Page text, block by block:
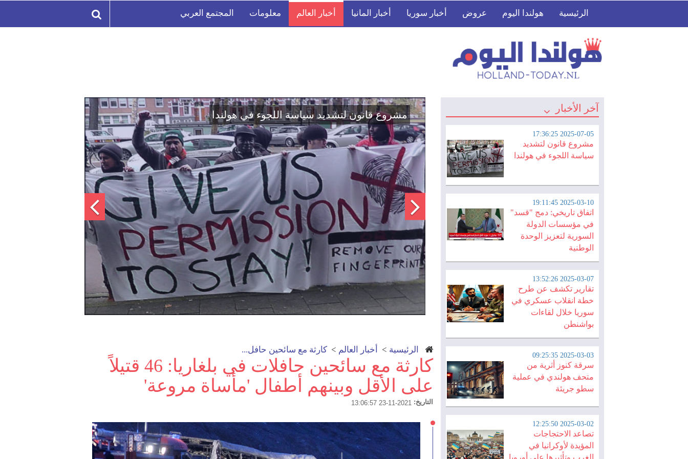
الرئيسية هولندا اليوم عروض أخبار سوريا أخبار المانيا أخبار العالم معلومات المجتمع العربي
آخر الأخبار
2025-07-05 17:36:25
مشروع قانون لتشديد
سياسة اللجوء في هولندا
2025-03-10 19:11:45
اتفاق تاريخي: دمج "قسد"
في مؤسسات الدولة
السورية لتعزيز الوحدة
الوطنية
2025-03-07 13:52:26
تقارير تكشف عن طرح
خطة انقلاب عسكري في
سوريا خلال لقاءات
بواشنطن
2025-03-03 09:25:35
سرقة كنوز أثرية من
متحف هولندي في عملية
سطو جريئة
2025-03-02 12:25:50
تصاعد الاحتجاجات
المؤيدة لأوكرانيا في
اتفاق تاريخي: دمج "قسد" في مؤسسات الدولة السورية لتعزيز الوحدة
الوطنية
الرئيسية > أخبار العالم > كارثة مع سائحين حافل...
كارثة مع سائحين حافلات في بلغاريا: 46 قتيلاً
على الأقل وبينهم أطفال 'مأساة مروعة'
التاريخ: